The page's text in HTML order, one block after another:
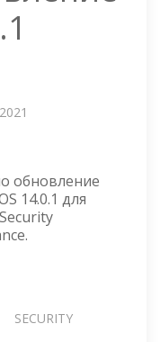
обновление
14.0.1 для
SECURITY